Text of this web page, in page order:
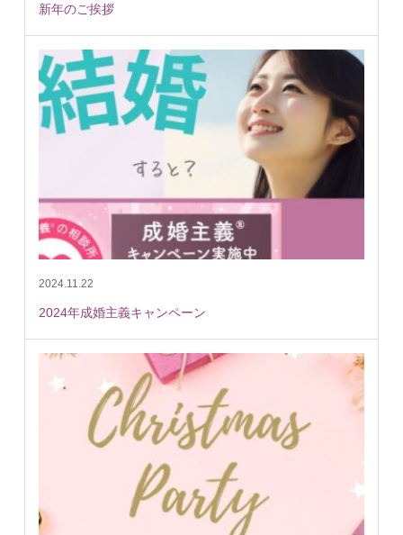
新年のご挨拶
2024.11.22
2024年成婚主義キャンペーン